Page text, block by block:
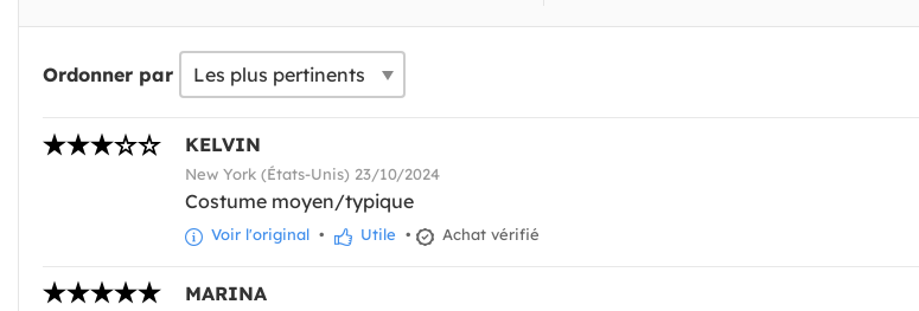
Ordonner par
KELVIN
New York (États-Unis) 23/10/2024
Costume moyen/typique
Voir l'original • Utile • Achat vérifié
MARINA